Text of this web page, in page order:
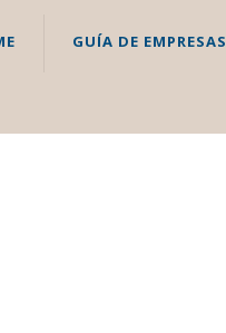
GUÍA DE EMPRESAS